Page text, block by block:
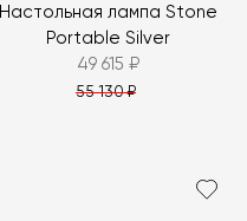
Настольная лампа Stone
Portable Silver
49 615 ₽
55 130 ₽